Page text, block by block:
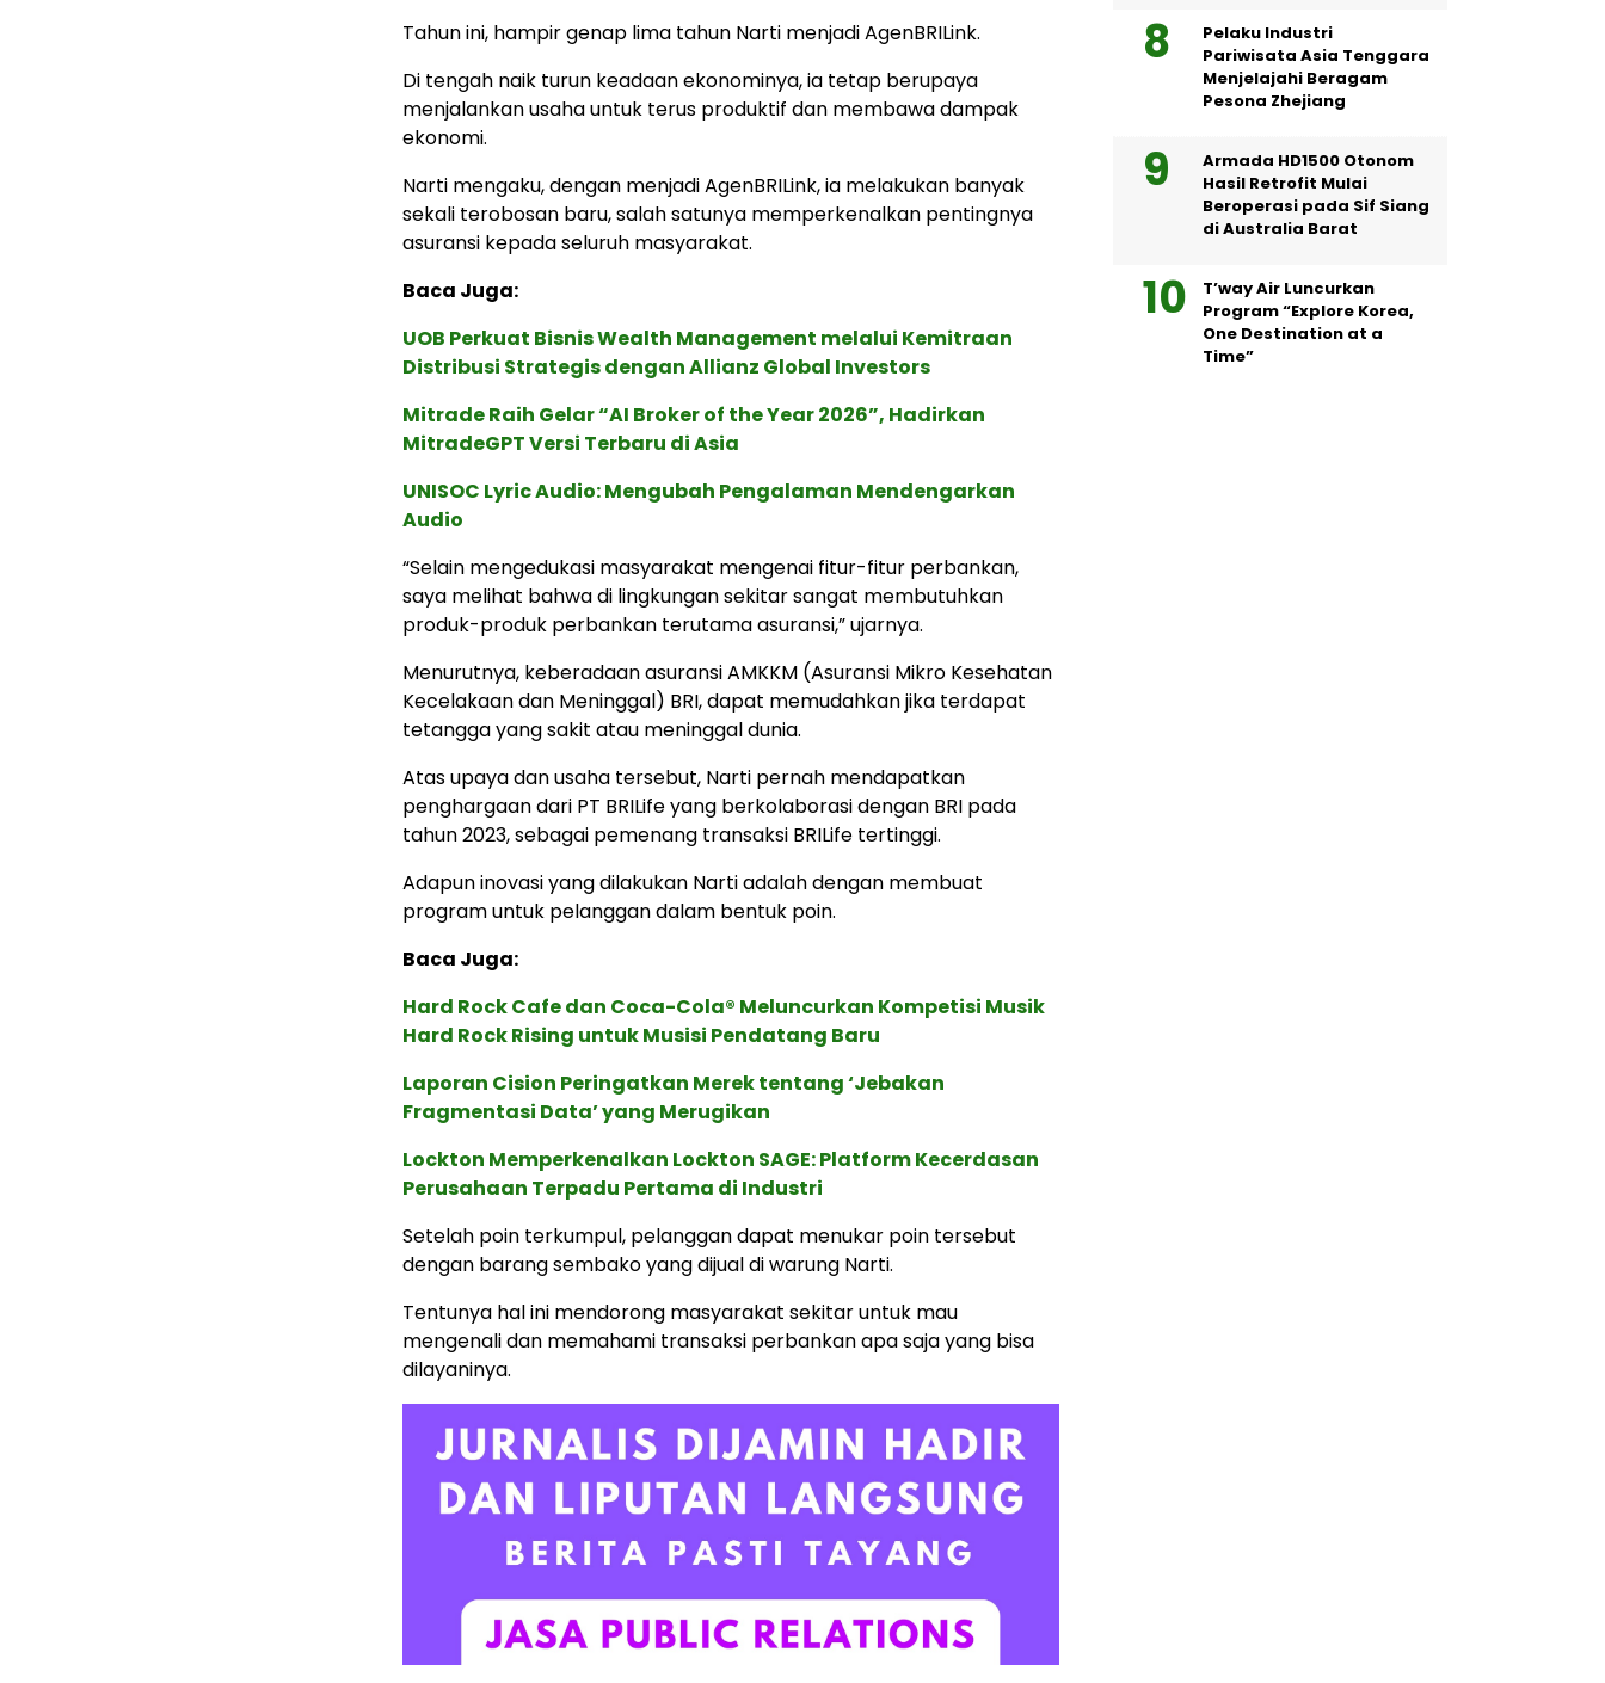
Tahun ini, hampir genap lima tahun Narti menjadi AgenBRILink.
Di tengah naik turun keadaan ekonominya, ia tetap berupaya
menjalankan usaha untuk terus produktif dan membawa dampak
ekonomi.
Narti mengaku, dengan menjadi AgenBRILink, ia melakukan banyak
sekali terobosan baru, salah satunya memperkenalkan pentingnya
asuransi kepada seluruh masyarakat.
Baca Juga:
UOB Perkuat Bisnis Wealth Management melalui Kemitraan
Distribusi Strategis dengan Allianz Global Investors
Mitrade Raih Gelar “AI Broker of the Year 2026”, Hadirkan
MitradeGPT Versi Terbaru di Asia
UNISOC Lyric Audio: Mengubah Pengalaman Mendengarkan
Audio
“Selain mengedukasi masyarakat mengenai fitur-fitur perbankan,
saya melihat bahwa di lingkungan sekitar sangat membutuhkan
produk-produk perbankan terutama asuransi,” ujarnya.
Menurutnya, keberadaan asuransi AMKKM (Asuransi Mikro Kesehatan
Kecelakaan dan Meninggal) BRI, dapat memudahkan jika terdapat
tetangga yang sakit atau meninggal dunia.
Atas upaya dan usaha tersebut, Narti pernah mendapatkan
penghargaan dari PT BRILife yang berkolaborasi dengan BRI pada
tahun 2023, sebagai pemenang transaksi BRILife tertinggi.
Adapun inovasi yang dilakukan Narti adalah dengan membuat
program untuk pelanggan dalam bentuk poin.
Baca Juga:
Hard Rock Cafe dan Coca-Cola® Meluncurkan Kompetisi Musik
Hard Rock Rising untuk Musisi Pendatang Baru
Laporan Cision Peringatkan Merek tentang ‘Jebakan
Fragmentasi Data’ yang Merugikan
Lockton Memperkenalkan Lockton SAGE: Platform Kecerdasan
Perusahaan Terpadu Pertama di Industri
Setelah poin terkumpul, pelanggan dapat menukar poin tersebut
dengan barang sembako yang dijual di warung Narti.
Tentunya hal ini mendorong masyarakat sekitar untuk mau
mengenali dan memahami transaksi perbankan apa saja yang bisa
dilayaninya.
Pelaku Industri
Pariwisata Asia Tenggara
Menjelajahi Beragam
Pesona Zhejiang
Armada HD1500 Otonom
Hasil Retrofit Mulai
Beroperasi pada Sif Siang
di Australia Barat
T’way Air Luncurkan
Program “Explore Korea,
One Destination at a
Time”